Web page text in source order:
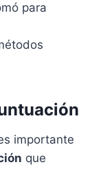
para
importante
que